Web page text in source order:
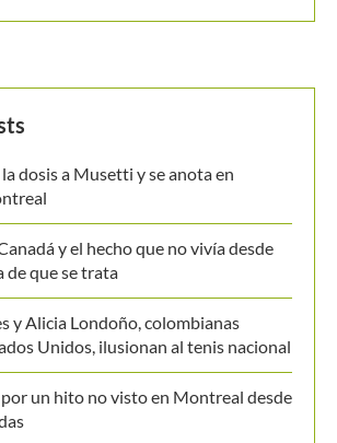
dosis a Musetti y se anota en
y el hecho que no vivía desde
de que se trata
y Alicia Londoño, colombianas
Unidos, ilusionan al tenis nacional
por un hito no visto en Montreal desde